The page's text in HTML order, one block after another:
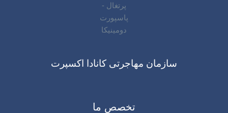
سازمان مهاجرتی کانادا اکسپرت
تخصص ما